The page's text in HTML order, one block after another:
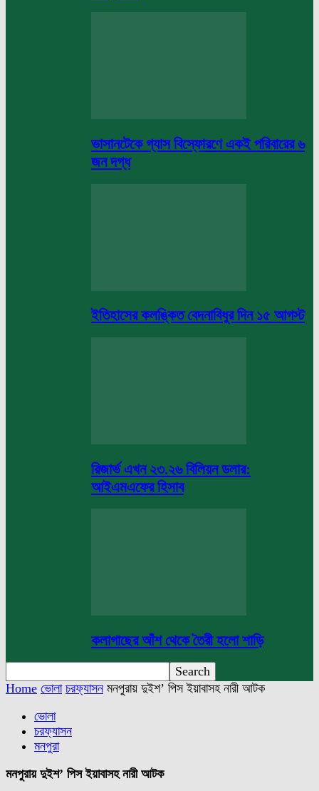
ভাসানটেকে গ্যাস বিস্ফোরণে একই পরিবারের ৬
জন দগ্ধ
ইতিহাসের কলঙ্কিত বেদনাবিধুর দিন ১৫ আগস্ট
রিজার্ভ এখন ২৩.২৬ বিলিয়ন ডলার:
আইএমএফের হিসাব
কলাগাছের আঁশ থেকে তৈরী হলো শাড়ি
Home ভোলা চরফ্যাসন মনপুরায় দুইশ’ পিস ইয়াবাসহ নারী আটক
ভোলা
চরফ্যাসন
মনপুরা
মনপুরায় দুইশ’ পিস ইয়াবাসহ নারী আটক